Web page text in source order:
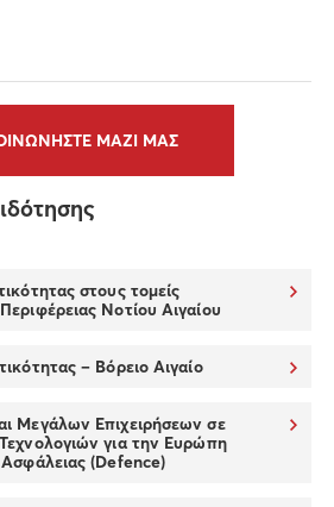
ΜΑΖΙ ΜΑΣ
στους τομείς
Νοτίου Αιγαίου
– Βόρειο Αιγαίο
Μεγάλων Επιχειρήσεων σε
για την Ευρώπη
(Defence)